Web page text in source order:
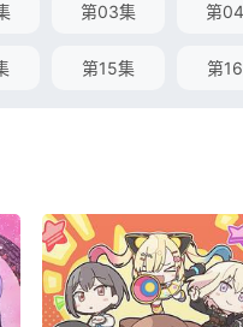
第03集 第
第15集 第